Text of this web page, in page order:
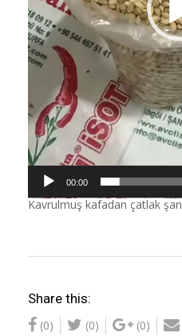
00:00
Kavrulmuş kafadan çatlak
Share this:
(0) (0) (0)